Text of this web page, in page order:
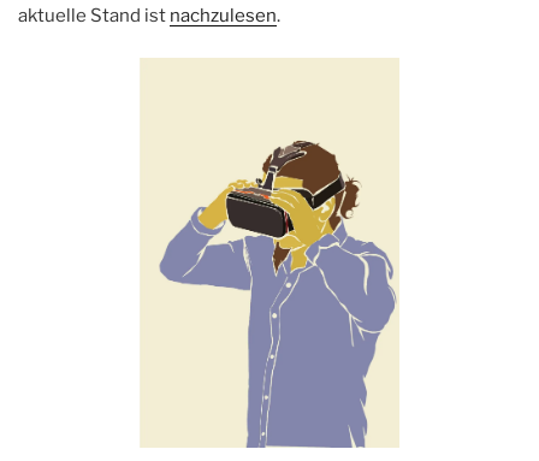
aktuelle Stand ist nachzulesen.